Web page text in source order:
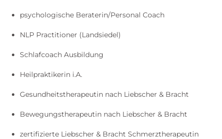
psychologische Beraterin/Personal Coach
NLP Practitioner (Landsiedel)
Schlafcoach Ausbildung
Heilpraktikerin i.A.
Gesundheitstherapeutin nach Liebscher & Bracht
Bewegungstherapeutin nach Liebscher & Bracht
zertifizierte Liebscher & Bracht Schmerztherapeutin